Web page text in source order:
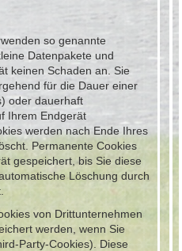
so genannte
Datenpakete und
keinen Schaden an. Sie
für die Dauer einer
oder dauerhaft
Ihrem Endgerät
werden nach Ende Ihres
Permanente Cookies
gespeichert, bis Sie diese
Löschung durch
von Drittunternehmen
werden, wenn Sie
Party-Cookies). Diese